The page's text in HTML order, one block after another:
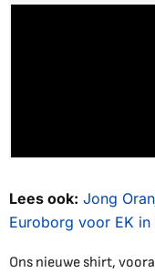
Lees ook: Jong
Euroborg voor EK in
Ons nieuwe shirt,